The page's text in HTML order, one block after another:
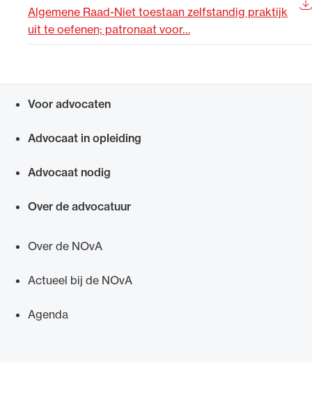
Algemene Raad-Niet toestaan zelfstandig praktijk
uit te oefenen; patronaat voor…
Voor advocaten
Advocaat in opleiding
Advocaat nodig
Over de advocatuur
Over de NOvA
Actueel bij de NOvA
Agenda
Van de Advocatenwet tot de Verordening op
advocatuur (Roda).